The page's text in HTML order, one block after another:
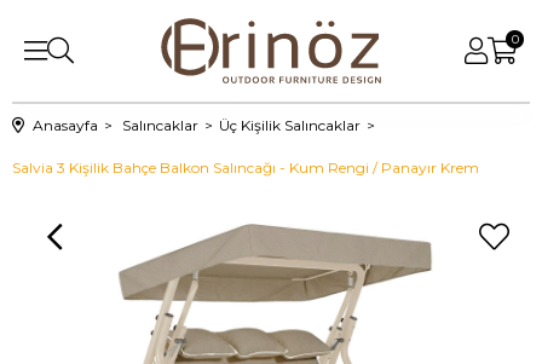
0
Anasayfa Salıncaklar Üç Kişilik Salıncaklar
Salvia 3 Kişilik Bahçe Balkon Salıncağı - Kum Rengi / Panayır Krem